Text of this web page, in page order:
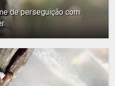
de perseguição com